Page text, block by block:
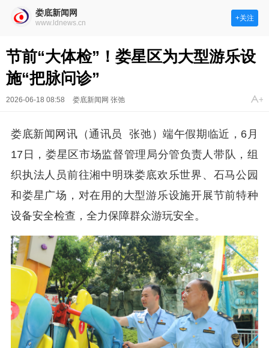
娄底新闻网
www.ldnews.cn
+关注
节前“大体检”！娄星区为大型游乐设
施“把脉问诊”
2026-06-18 08:58 娄底新闻网 张弛
娄底新闻网讯（通讯员 张弛）端午假期临近，6月
17日，娄星区市场监督管理局分管负责人带队，组
织执法人员前往湘中明珠娄底欢乐世界、石马公园
和娄星广场，对在用的大型游乐设施开展节前特种
设备安全检查，全力保障群众游玩安全。